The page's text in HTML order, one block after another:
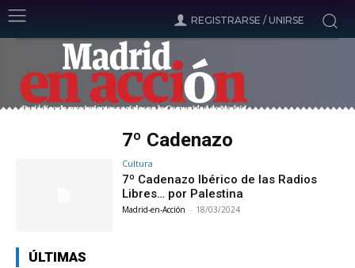
REGISTRARSE / UNIRSE
7º Cadenazo
Cultura
7º Cadenazo Ibérico de las Radios
Libres… por Palestina
Madrid-en-Acción - 18/03/2024
ÚLTIMAS